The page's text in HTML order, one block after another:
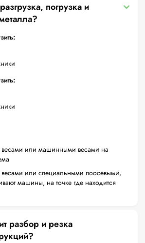
погрузка и
или машинными весами на
или специальными поосевыми,
машины, на точке где находится
разбор и резка